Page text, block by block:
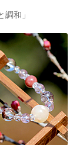
調和」